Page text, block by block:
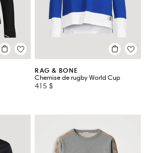
RAG & BONE
Chemise de rugby World Cup
415 $